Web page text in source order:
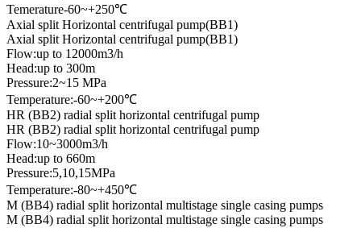
Temerature-60~+250℃
Axial split Horizontal centrifugal pump(BB1)
Axial split Horizontal centrifugal pump(BB1)
Flow:up to 12000m3/h
Head:up to 300m
Pressure:2~15 MPa
Temperature:-60~+200℃
HR (BB2) radial split horizontal centrifugal pump
HR (BB2) radial split horizontal centrifugal pump
Flow:10~3000m3/h
Head:up to 660m
Pressure:5,10,15MPa
Temperature:-80~+450℃
M (BB4) radial split horizontal multistage single casing pumps
M (BB4) radial split horizontal multistage single casing pumps